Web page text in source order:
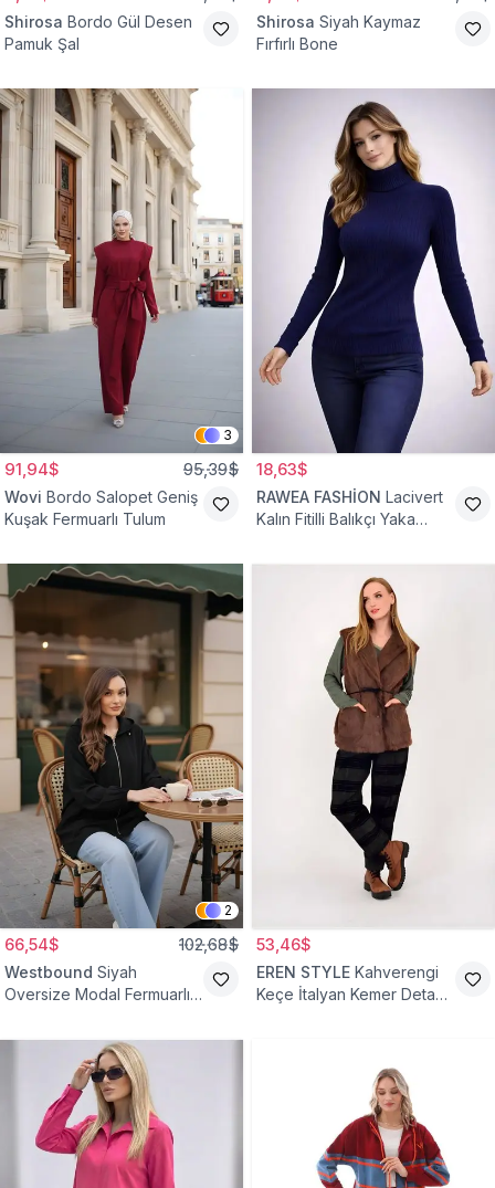
Shirosa Bordo Gül Desen
Pamuk Şal
Shirosa Siyah Kaymaz
Fırfırlı Bone
3
91,94$ 95,39$
Wovi Bordo Salopet Geniş
Kuşak Fermuarlı Tulum
18,63$
RAWEA FASHİON Lacivert
Kalın Fitilli Balıkçı Yaka
2
66,54$ 102,68$
Westbound Siyah
Oversize Modal Fermuarlı
53,46$
EREN STYLE Kahverengi
Keçe İtalyan Kemer Detaylı